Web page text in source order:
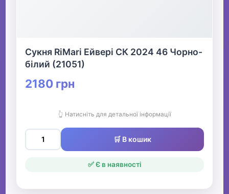
Сукня RiMari Ейвері СК 2024 46 Чорно-
білий (21051)
2180 грн
👆 Натисніть для детальної інформації
🛒 В кошик
✅ Є в наявності